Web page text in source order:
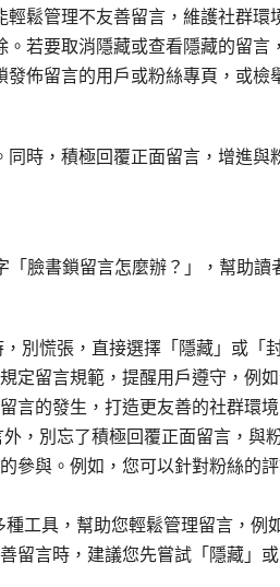
鬆管理不友善留言，維護社群環
若要取消隱藏或查看隱藏的留言
佈留言的用戶或粉絲專頁，或檢
時，積極回覆正面留言，增進與
臉書鎖留言怎麼辦？」，幫助讀
別慌張，直接選擇「隱藏」或「
定留言規範，提醒用戶遵守，例如
言的發生，打造更友善的社群環境
，別忘了積極回覆正面留言，與
參與。例如，您可以針對粉絲的
工具，幫助您輕鬆管理留言，例
留言時，建議您先嘗試「隱藏」